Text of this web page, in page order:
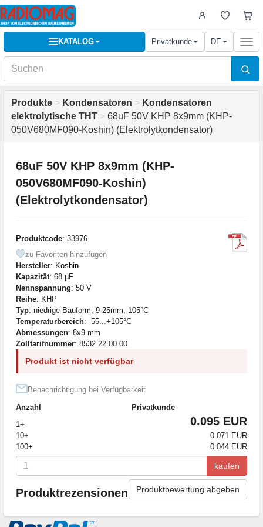
KATALOG Privatkunde DE
Produkte > Kondensatoren > Kondensatoren
elektrolytische THT > 68uF 50V KHP 8x9mm (KHP-
050V680MF090-Koshin) (Elektrolytkondensator)
68uF 50V KHP 8x9mm (KHP-
050V680MF090-Koshin)
(Elektrolytkondensator)
Produktcode: 33976
zu Favoriten hinzufügen
Hersteller: Koshin
Kapazität: 68 µF
Nennspannung: 50 V
Reihe: KHP
Typ: niedrige Bauform, 9-25mm, 105°C
Temperaturbereich: -55...+105°C
Abmessungen: 8x9 mm
Zolltarifnummer: 8532 22 00 00
Produkt ist nicht verfügbar
Benachrichtigung bei Verfügbarkeit
Anzahl
Privatkunde
1+
0.095 EUR
10+
0.071 EUR
100+
0.044 EUR
kaufen
Produktrezensionen Produktbewertung abgeben